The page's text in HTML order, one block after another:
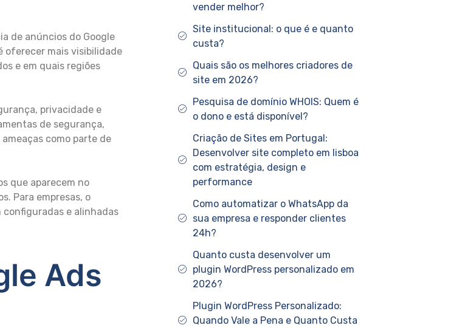
de anúncios do Google
oferecer mais visibilidade
e em quais regiões
privacidade e
de segurança,
como parte de
que aparecem no
Para empresas, o
e alinhadas
Ads
vender melhor?
Site institucional: o que é e quanto
custa?
Quais são os melhores criadores de
site em 2026?
Pesquisa de domínio WHOIS: Quem é
o dono e está disponível?
Criação de Sites em Portugal:
Desenvolver site completo em lisboa
com estratégia, design e
performance
Como automatizar o WhatsApp da
sua empresa e responder clientes
24h?
Quanto custa desenvolver um
plugin WordPress personalizado em
2026?
Plugin WordPress Personalizado:
Quando Vale a Pena e Quanto Custa